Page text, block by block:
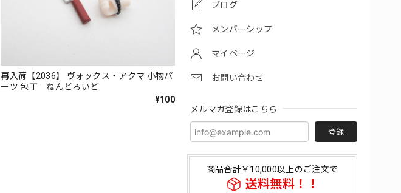
ブログ
メンバーシップ
マイページ
お問い合わせ
メルマガ登録はこちら
登録
商品合計￥10,000以上のご注文で
送料無料！！
再入荷【2036】 ヴォックス・アクマ 小物パ
ーツ 包丁 ねんどろいど
¥100